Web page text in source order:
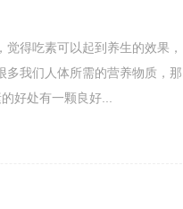
得吃素可以起到养生的效果，
多我们人体所需的营养物质，那
好处有一颗良好...